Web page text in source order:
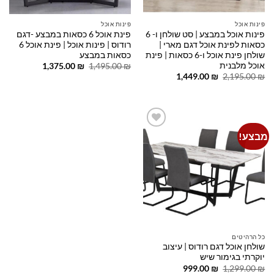
פינות אוכל
פינות אוכל במבצע | סט שולחן ו- 6
כסאות לפינת אוכל דגם מארי |
שולחן פינת אוכל ו-6 כסאות | פינת
אוכל מלבנית
2,195.00₪
המחיר
1,449.00 ₪
המחיר
פינות אוכל
פינת אוכל 6 כסאות במבצע -דגם
רודוס | פינות אוכל | פינת אוכל 6
כסאות במבצע
1,495.00₪
המחיר
1,375.00 ₪
המחיר
מבצע!
Add to
wishlist
כל הרהיטים
שולחן אוכל דגם רודוס | עיצוב
יוקרתי בגימור שיש
1,299.00₪
המחיר
999.00 ₪
המחיר